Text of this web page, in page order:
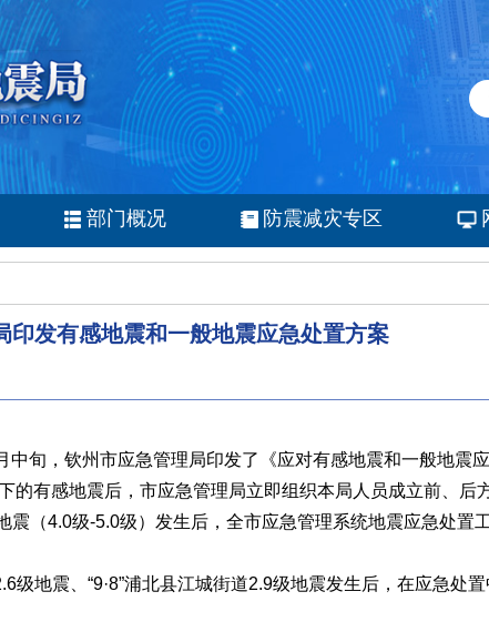
部门概况 防震减灾专区
印发有感地震和一般地震应急处置方案
旬，钦州市应急管理局印发了《应对有感地震和一般地震应
的有感地震后，市应急管理局立即组织本局人员成立前、
（4.0级-5.0级）发生后，全市应急管理系统地震应急处置
级地震、“9·8”浦北县江城街道2.9级地震发生后，在应急处